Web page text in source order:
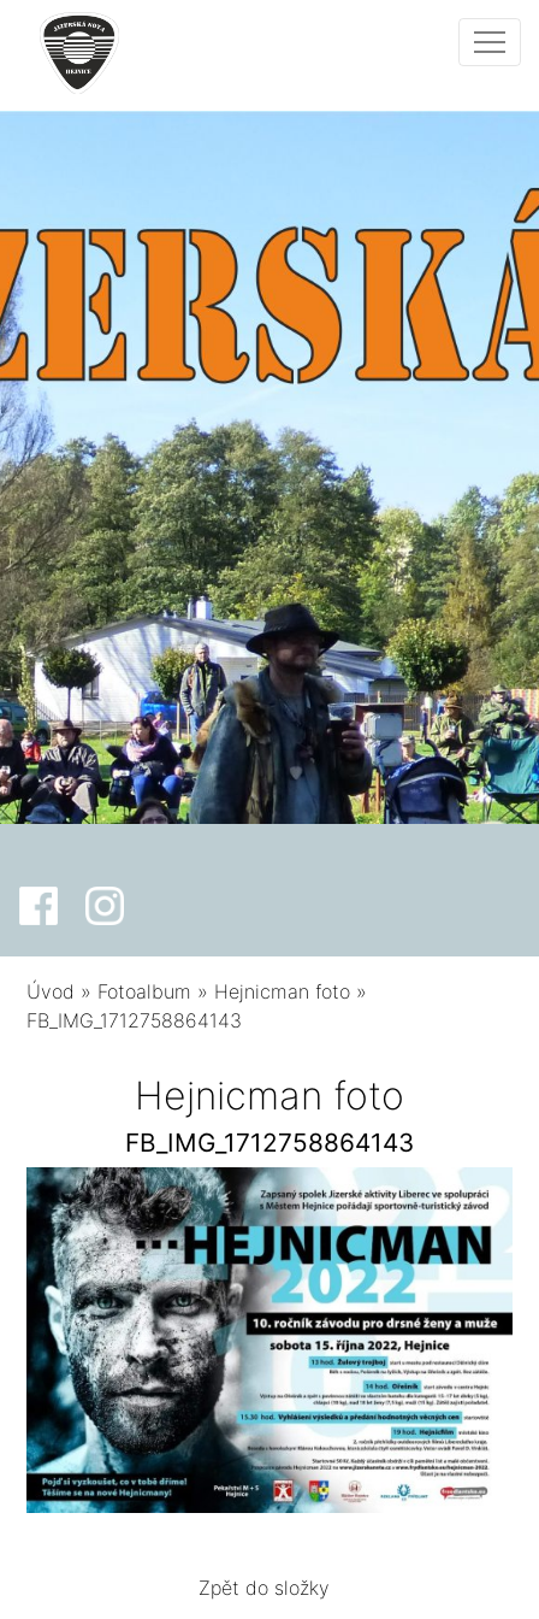
Úvod » Fotoalbum » Hejnicman foto »
FB_IMG_1712758864143
Hejnicman foto
FB_IMG_1712758864143
Zpět do složky